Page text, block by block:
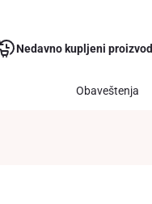
Nedavno kupljeni
Obaveštenja